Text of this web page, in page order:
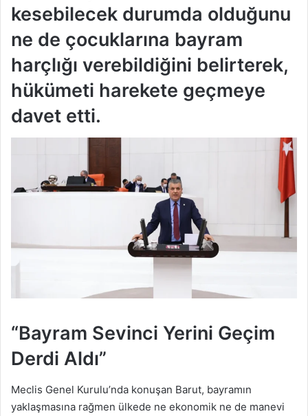
kesebilecek durumda olduğunu
ne de çocuklarına bayram
harçlığı verebildiğini belirterek,
hükümeti harekete geçmeye
davet etti.
“Bayram Sevinci Yerini Geçim
Derdi Aldı”
Meclis Genel Kurulu’nda konuşan Barut, bayramın
yaklaşmasına rağmen ülkede ne ekonomik ne de manevi